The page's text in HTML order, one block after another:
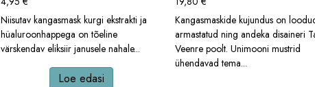
Niisutav kangasmask kurgi ekstrakti ja
hüaluroonhappega on tõeline
värskendav eliksiir janusele nahale...
Loe edasi
Kangasmaskide kujundus on
armastatud ning andeka disaineri
Veenre poolt. Unimooni mustrid
ühendavad tema...